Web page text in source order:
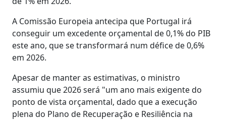
A Comissão Europeia antecipa que Portugal irá
conseguir um excedente orçamental de 0,1% do PIB
este ano, que se transformará num défice de 0,6%
em 2026.
Apesar de manter as estimativas, o ministro
assumiu que 2026 será "um ano mais exigente do
ponto de vista orçamental, dado que a execução
plena do Plano de Recuperação e Resiliência na